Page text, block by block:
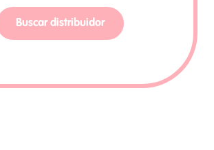
Buscar distribuidor